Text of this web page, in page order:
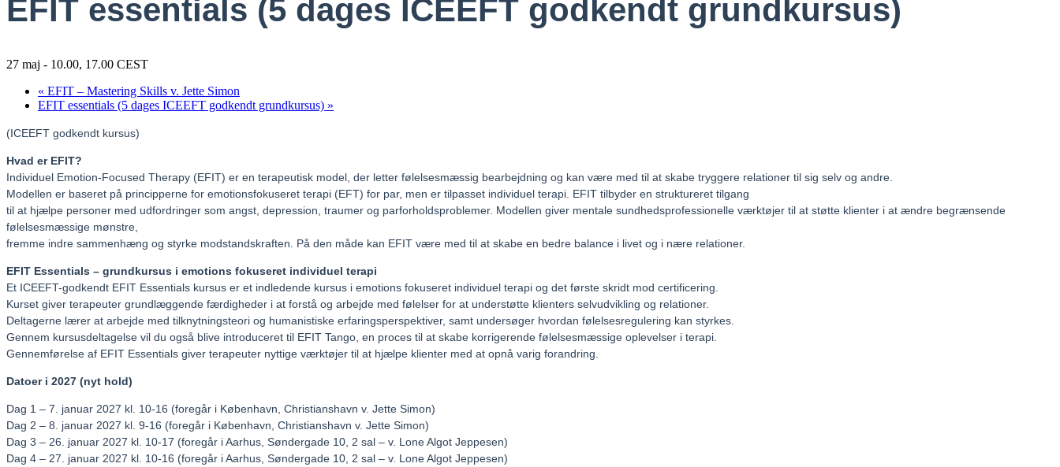
EFIT essentials (5 dages ICEEFT godkendt grundkursus)
27 maj - 10.00, 17.00 CEST
« EFIT – Mastering Skills v. Jette Simon
EFIT essentials (5 dages ICEEFT godkendt grundkursus) »
(ICEEFT godkendt kursus)
Hvad er EFIT?
Individuel Emotion-Focused Therapy (EFIT) er en terapeutisk model, der letter følelsesmæssig bearbejdning og kan være med til at skabe tryggere relationer til sig selv og andre.
Modellen er baseret på principperne for emotionsfokuseret terapi (EFT) for par, men er tilpasset individuel terapi. EFIT tilbyder en struktureret tilgang
til at hjælpe personer med udfordringer som angst, depression, traumer og parforholdsproblemer. Modellen giver mentale sundhedsprofessionelle værktøjer til at støtte klienter i at ændre begrænsende
følelsesmæssige mønstre,
fremme indre sammenhæng og styrke modstandskraften. På den måde kan EFIT være med til at skabe en bedre balance i livet og i nære relationer.
EFIT Essentials – grundkursus i emotions fokuseret individuel terapi
Et ICEEFT-godkendt EFIT Essentials kursus er et indledende kursus i emotions fokuseret individuel terapi og det første skridt mod certificering.
Kurset giver terapeuter grundlæggende færdigheder i at forstå og arbejde med følelser for at understøtte klienters selvudvikling og relationer.
Deltagerne lærer at arbejde med tilknytningsteori og humanistiske erfaringsperspektiver, samt undersøger hvordan følelsesregulering kan styrkes.
Gennem kursusdeltagelse vil du også blive introduceret til EFIT Tango, en proces til at skabe korrigerende følelsesmæssige oplevelser i terapi.
Gennemførelse af EFIT Essentials giver terapeuter nyttige værktøjer til at hjælpe klienter med at opnå varig forandring.
Datoer i 2027 (nyt hold)
Dag 1 – 7. januar 2027 kl. 10-16 (foregår i København, Christianshavn v. Jette Simon)
Dag 2 – 8. januar 2027 kl. 9-16 (foregår i København, Christianshavn v. Jette Simon)
Dag 3 – 26. januar 2027 kl. 10-17 (foregår i Aarhus, Søndergade 10, 2 sal – v. Lone Algot Jeppesen)
Dag 4 – 27. januar 2027 kl. 10-16 (foregår i Aarhus, Søndergade 10, 2 sal – v. Lone Algot Jeppesen)